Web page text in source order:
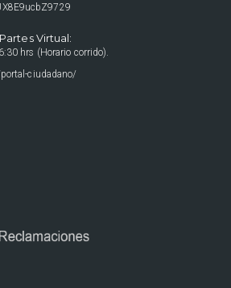
Virtual:
hrs (Horario corrido).
ciudadano/